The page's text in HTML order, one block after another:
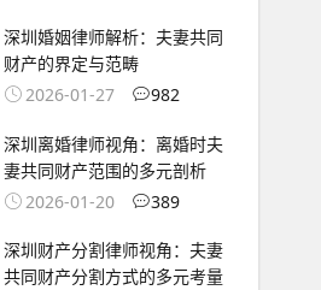
深圳婚姻律师解析：夫妻共同
财产的界定与范畴
2026-01-27
982
深圳离婚律师视角：离婚时夫
妻共同财产范围的多元剖析
2026-01-20
389
深圳财产分割律师视角：夫妻
共同财产分割方式的多元考量